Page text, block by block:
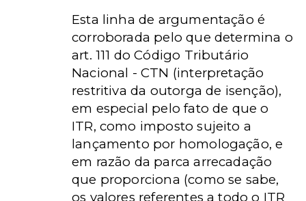
Esta linha de argumentação é
corroborada pelo que determina o
art. 111 do Código Tributário
Nacional - CTN (interpretação
restritiva da outorga de isenção),
em especial pelo fato de que o
ITR, como imposto sujeito a
lançamento por homologação, e
em razão da parca arrecadação
que proporciona (como se sabe,
os valores referentes a todo o ITR